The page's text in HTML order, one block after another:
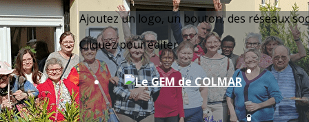
Exporter les lignes sélectionnées
Exporter toutes les colonnes
Exporter uniquement les colonnes affichées
Menu
<
>
Ajoutez un logo, un bouton, des réseaux
Cliquez pour éditer